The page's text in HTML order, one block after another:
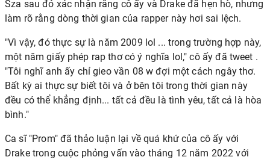
Sza sau đó xác nhận rằng cô ấy và Drake đã hẹn hò, nhưng
làm rõ rằng dòng thời gian của rapper này hơi sai lệch.
"Vì vậy, đó thực sự là năm 2009 lol ... trong trường hợp này,
một năm giấy phép rap thơ có ý nghĩa lol," cô ấy đã tweet .
"Tôi nghĩ anh ấy chỉ gieo vần 08 w đợi một cách ngây thơ.
Bất kỳ ai thực sự biết tôi và ở bên tôi trong thời gian này
đều có thể khẳng định... tất cả đều là tình yêu, tất cả là hòa
bình."
Ca sĩ "Prom" đã thảo luận lại về quá khứ của cô ấy với
Drake trong cuộc phỏng vấn vào tháng 12 năm 2022 với